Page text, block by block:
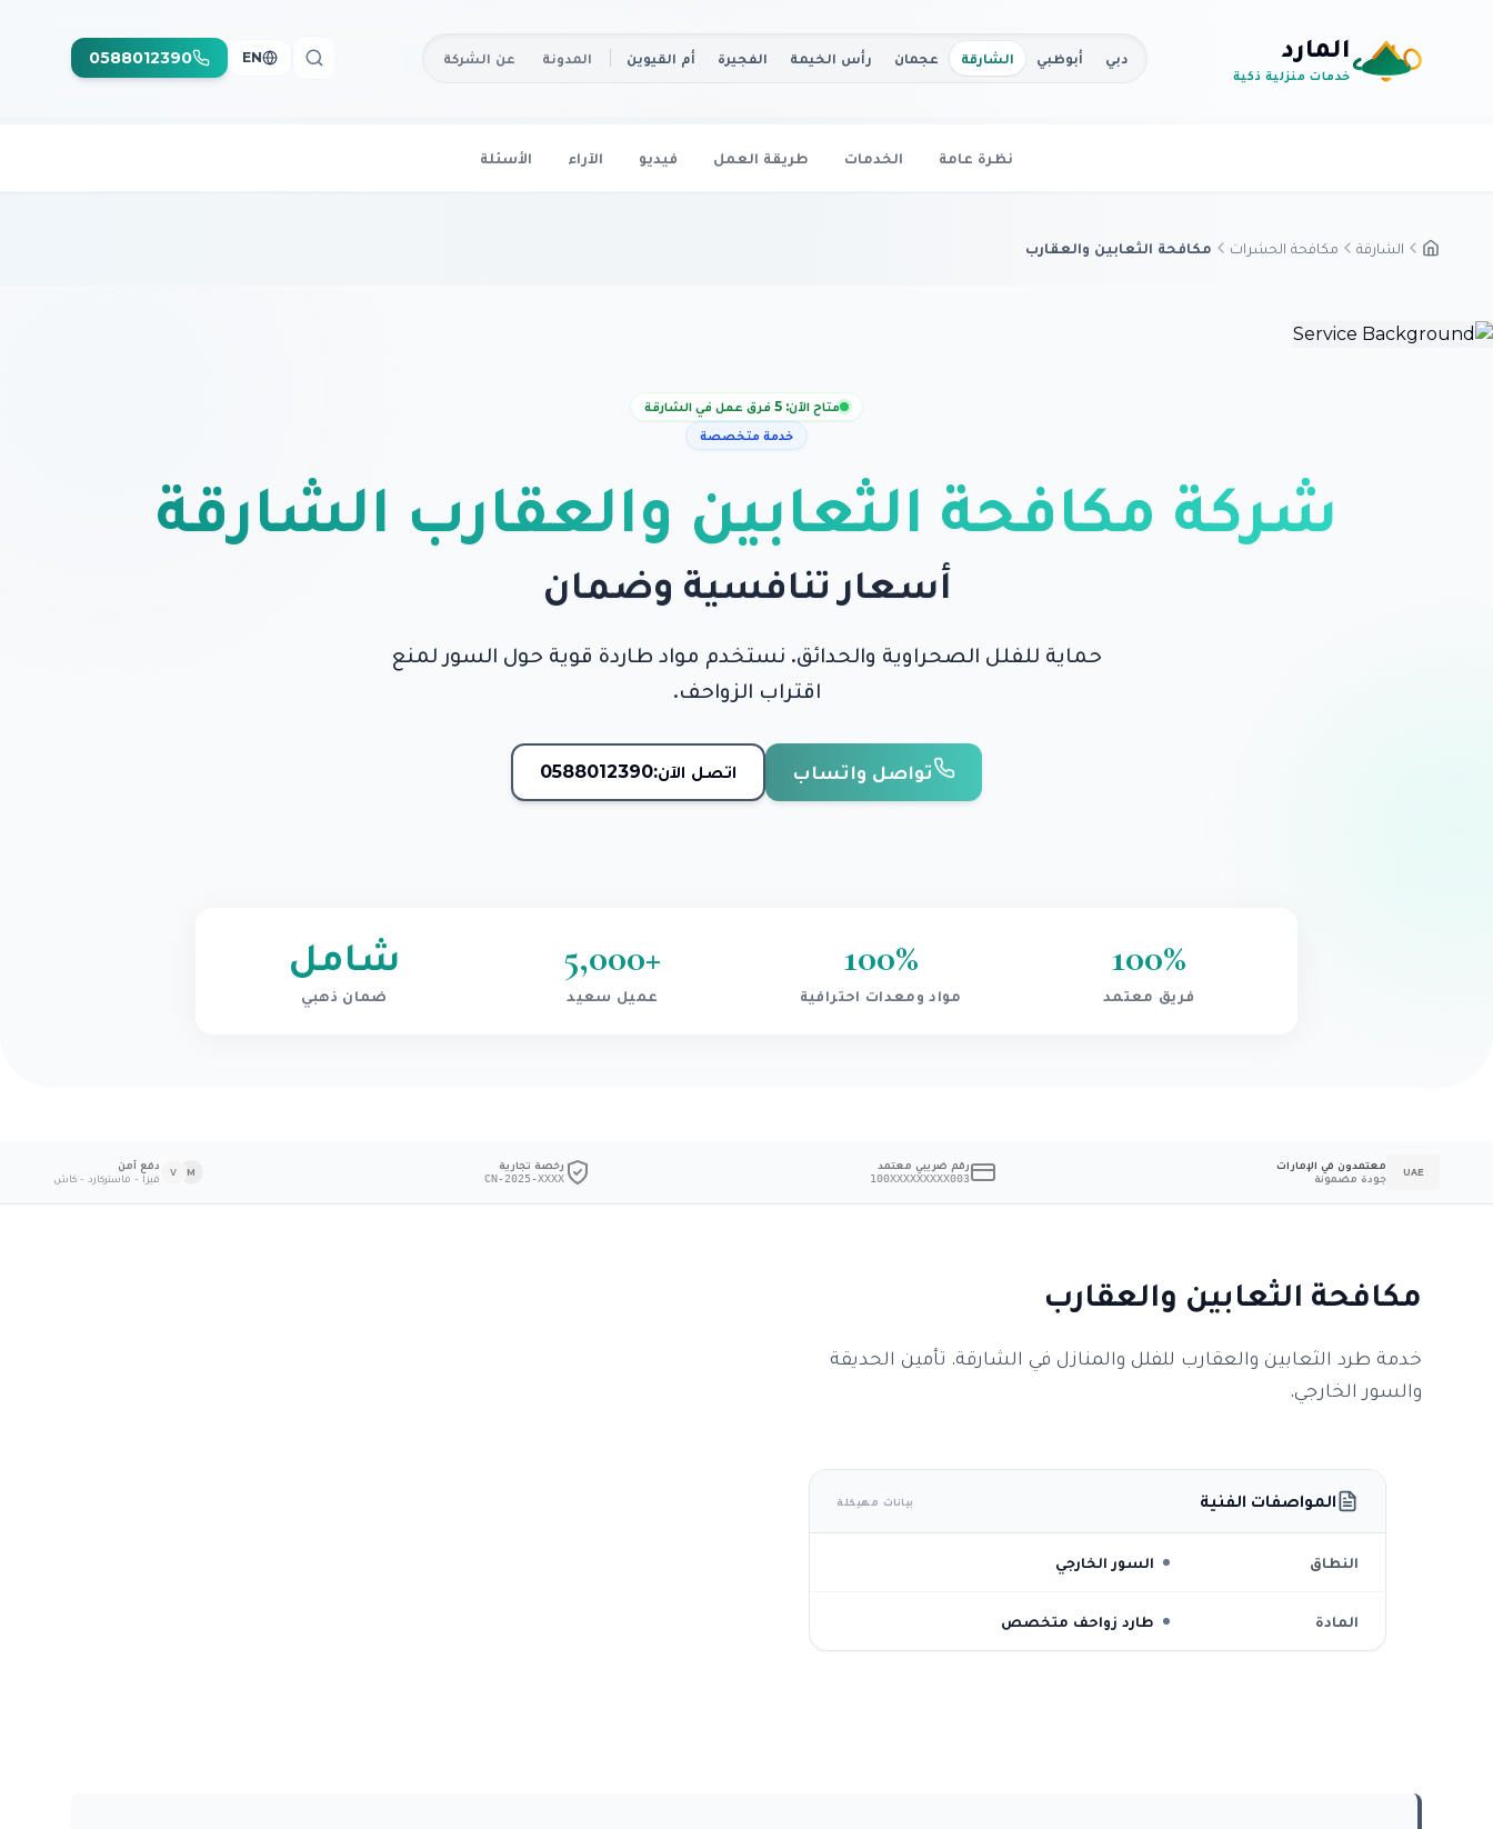
المارد
خدمات منزلية ذكية
دبي أبوظبي الشارقة عجمان رأس الخيمة الفجيرة أم القيوين المدونة عن الشركة EN
0588012390
نظرة عامة الخدمات طريقة العمل فيديو الآراء الأسئلة
الشارقة مكافحة الحشرات مكافحة الثعابين والعقارب
متاح الآن: 5 فرق عمل في الشارقة
خدمة متخصصة
شركة مكافحة الثعابين والعقارب الشارقة
أسعار تنافسية وضمان
حماية للفلل الصحراوية والحدائق. نستخدم مواد طاردة قوية حول السور لمنع
اقتراب الزواحف.
تواصل واتساب اتصل الآن:0588012390
100%
فريق معتمد
100%
مواد ومعدات احترافية
+
5,000
عميل سعيد
شامل
ضمان ذهبي
UAE
معتمدون في الإمارات
جودة مضمونة
رقم ضريبي معتمد
100XXXXXXXXX003
رخصة تجارية
CN-2025-XXXX
M
V
دفع آمن
فيزا - ماستركارد - كاش
مكافحة الثعابين والعقارب
خدمة طرد الثعابين والعقارب للفلل والمنازل في الشارقة. تأمين الحديقة
والسور الخارجي.
المواصفات الفنية بيانات مهيكلة
النطاق السور الخارجي
المادة طارد زواحف متخصص